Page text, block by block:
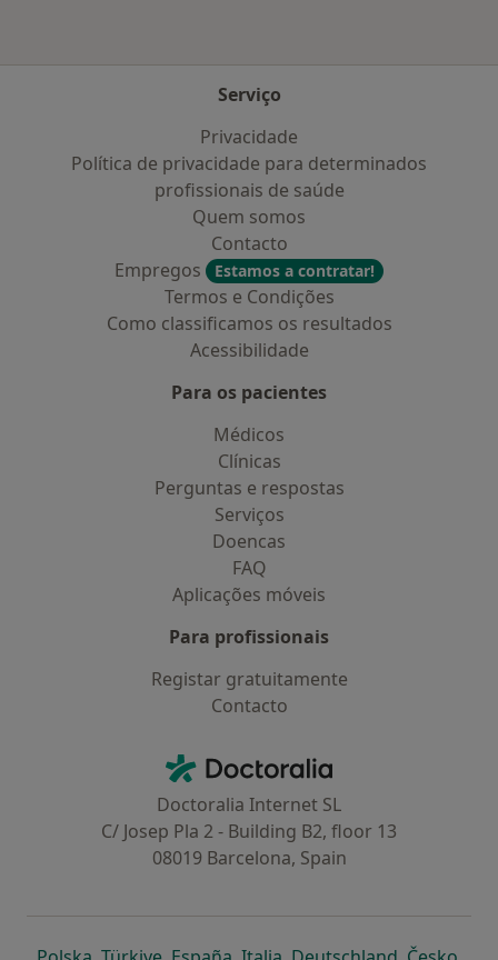
Serviço
Privacidade
Política de privacidade para determinados
profissionais de saúde
Quem somos
Contacto
Empregos
Estamos a contratar!
Termos e Condições
Como classificamos os resultados
Acessibilidade
Para os pacientes
Médicos
Clínicas
Perguntas e respostas
Serviços
Doencas
FAQ
Aplicações móveis
Para profissionais
Registar gratuitamente
Contacto
Doctoralia - Homepage
Doctoralia Internet SL
C/ Josep Pla 2 - Building B2, floor 13
08019 Barcelona, Spain